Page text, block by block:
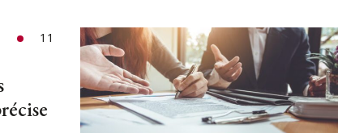
11